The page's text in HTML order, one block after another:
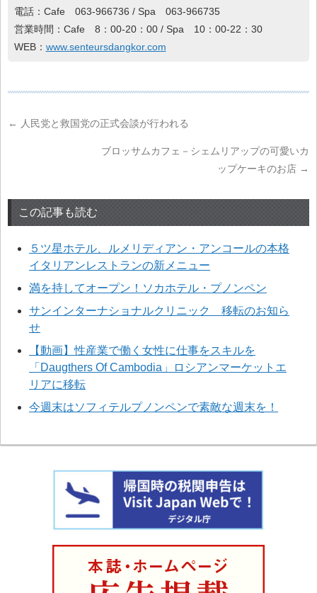
電話：Cafe 063-966736 / Spa 063-966735
営業時間：Cafe 8：00-20：00 / Spa 10：00-22：30
WEB： www.senteursdangkor.com
← 人民党と救国党の正式会談が行われる
ブロッサムカフェ－シェムリアップの可愛いカ
ップケーキのお店 →
この記事も読む
５ツ星ホテル、ルメリディアン・アンコールの本格
イタリアンレストランの新メニュー
満を持してオープン！ソカホテル・プノンペン
サンインターナショナルクリニック 移転のお知ら
せ
【動画】性産業で働く女性に仕事をスキルを
「Daugthers Of Cambodia」ロシアンマーケットエ
リアに移転
今週末はソフィテルプノンペンで素敵な週末を！